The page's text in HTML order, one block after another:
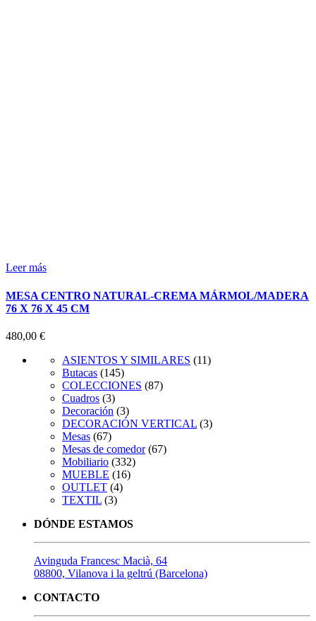
Leer más
MESA CENTRO NATURAL-CREMA MÁRMOL/MADERA
76 X 76 X 45 CM
480,00 €
ASIENTOS Y SIMILARES (11)
Butacas (145)
COLECCIONES (87)
Cuadros (3)
Decoración (3)
DECORACIÓN VERTICAL (3)
Mesas (67)
Mesas de comedor (67)
Mobiliario (332)
MUEBLE (16)
OUTLET (4)
TEXTIL (3)
DÓNDE ESTAMOS
Avinguda Francesc Macià, 64
08800, Vilanova i la geltrú (Barcelona)
CONTACTO